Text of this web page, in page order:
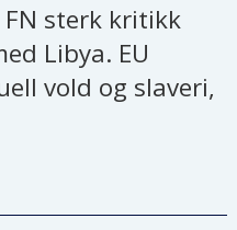
sterk kritikk
Libya. EU
vold og slaveri,